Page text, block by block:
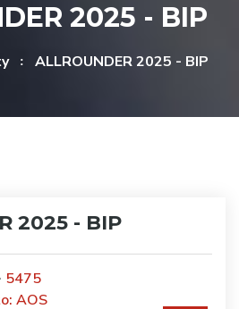
2025 - BIP
ALLROUNDER 2025 - BIP
2025 - BIP
5475
AOS